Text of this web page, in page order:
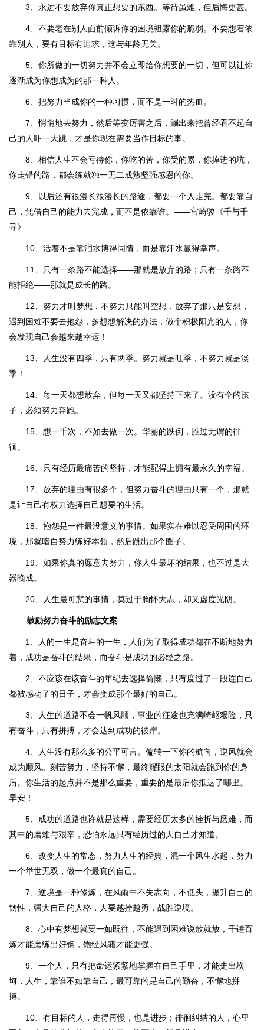
3、永远不要放弃你真正想要的东西。等待虽难，但后悔更甚。
4、不要老在别人面前倾诉你的困境袒露你的脆弱。不要想着依
靠别人，要有目标有追求，这与年龄无关。
5、你所做的一切努力并不会立即给你想要的一切，但可以让你
逐渐成为你想成为的那一种人。
6、把努力当成你的一种习惯，而不是一时的热血。
7、悄悄地去努力，然后等变厉害之后，蹦出来把曾经看不起自
己的人吓一大跳，才是你现在需要当作目标的事。
8、相信人生不会亏待你，你吃的苦，你受的累，你掉进的坑，
你走错的路，都会练就独一无二成熟坚强感恩的你。
9、以后还有很漫长很漫长的路途，都要一个人走完。都要靠自
己，凭借自己的能力去完成，而不是依靠谁。——宫崎骏《千与千
寻》
10、活着不是靠泪水博得同情，而是靠汗水赢得掌声。
11、只有一条路不能选择——那就是放弃的路；只有一条路不
能拒绝——那就是成长的路。
12、努力才叫梦想，不努力只能叫空想，放弃了那只是妄想，
遇到困难不要去抱怨，多想想解决的办法，做个积极阳光的人，你
会发现自己会越来越幸运！
13、人生没有四季，只有两季。努力就是旺季，不努力就是淡
季！
14、每一天都想放弃，但每一天又都坚持下来了。没有伞的孩
子，必须努力奔跑。
15、想一千次，不如去做一次。华丽的跌倒，胜过无谓的徘
徊。
16、只有经历最痛苦的坚持，才能配得上拥有最永久的幸福。
17、放弃的理由有很多个，但努力奋斗的理由只有一个，那就
是让自己有权力选择自己想要的生活。
18、抱怨是一件最没意义的事情。如果实在难以忍受周围的环
境，那就暗自努力练好本领，然后跳出那个圈子。
19、如果你真的愿意去努力，你人生最坏的结果，也不过是大
器晚成。
20、人生最可悲的事情，莫过于胸怀大志，却又虚度光阴。
鼓励努力奋斗的励志文案
1、人的一生是奋斗的一生，人们为了取得成功都在不断地努力
着，成功是奋斗的结果，而奋斗是成功的必经之路。
2、不应该在该奋斗的年纪去选择偷懒，只有度过了一段连自己
都被感动了的日子，才会变成那个最好的自己。
3、人生的道路不会一帆风顺，事业的征途也充满崎岖艰险，只
有奋斗，只有拼搏，才会达到成功的彼岸。
4、人生没有那么多的公平可言。偏转一下你的航向，逆风就会
成为顺风。刻苦努力，坚持不懈，最终耀眼的太阳就会跑到你的身
后。你生活的起点并不是那么重要，重要的是最后你抵达了哪里。
早安！
5、成功的道路也许就是这样，需要经历太多的挫折与磨难，而
其中的磨难与艰辛，恐怕永远只有经历过的人自己才知道。
6、改变人生的常态，努力人生的经典，混一个风生水起，努力
一个举世无双，做一个最真的自己。
7、逆境是一种修炼，在风雨中不失志向，不低头，提升自己的
韧性，强大自己的人格，人要越挫越勇，战胜逆境。
8、心中有梦想就要一如既往，不能遇到困难说放就放，千锤百
炼才能磨练出好钢，饱经风霜才能更强。
9、一个人，只有把命运紧紧地掌握在自己手里，才能走出坎
坷，人生，靠谁不如靠自己，最可靠的是自己的勤奋，不懈地拼
搏。
10、有目标的人，走得再慢，也是进步；徘徊纠结的人，心里